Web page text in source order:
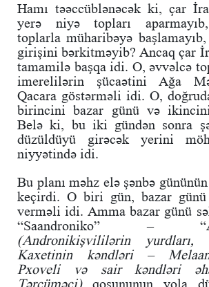
Hamı təəccüblənəcək ki, çar
yerə niyə topları aparmayıb,
toplarla müharibəyə
girişini bərkitməyib? Ancaq çar
tamamilə başqa idi. O, əvvəlcə
imerelilərin şücaətini Ağa
Qacara göstərməli idi. O,
birincini bazar günü və
Belə ki, bu iki gündən sonra
düzüldüyü girəcək yerini
niyyətində idi.
Bu planı məhz elə şənbə
keçirdi. O biri gün, bazar günü
verməli idi. Amma bazar günü
“Saandroniko” –
(Andronikişvililərin yurdları,
Kaxetinin kəndləri –
Pxoveli və sair kəndləri
Tərcüməçi) qoşununun yola